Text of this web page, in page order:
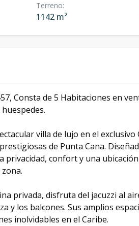
Terreno:
1142 m²
Consta de 5 Habitaciones en
villa de lujo en el
de Punta Cana.
privacidad, confort y una
privada, disfruta del jacuzzi al
y los balcones. Sus amplios
inolvidables en el Caribe.